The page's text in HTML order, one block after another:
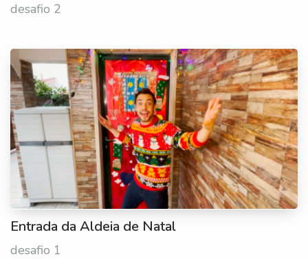
desafio 2
Entrada da Aldeia de Natal
desafio 1